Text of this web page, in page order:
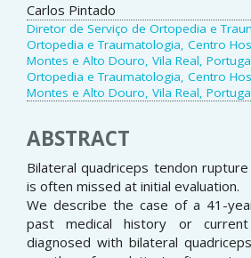
Carlos Pintado
Diretor de Serviço de Ortopedia e
Ortopedia e Traumatologia, Centro
Montes e Alto Douro, Vila Real,
Ortopedia e Traumatologia, Centro
Montes e Alto Douro, Vila Real,
ABSTRACT
Bilateral quadriceps tendon
is often missed at initial evaluation.
We describe the case of a 41-
past medical history or current
diagnosed with bilateral